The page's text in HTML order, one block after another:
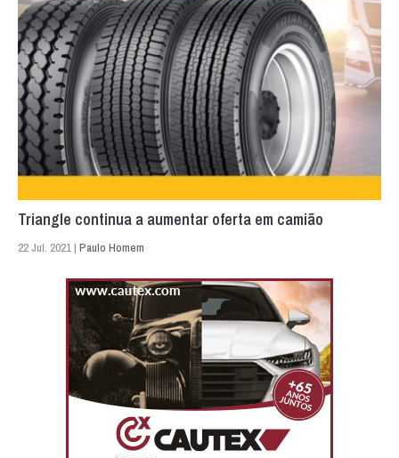
Triangle continua a aumentar oferta em camião
22 Jul. 2021 | Paulo Homem